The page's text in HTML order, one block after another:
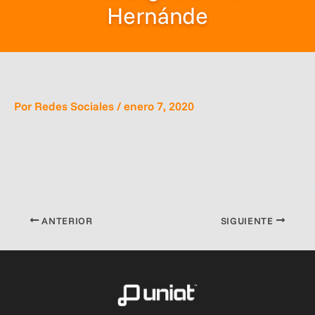
Hernánde
Por Redes Sociales / enero 7, 2020
ANTERIOR SIGUIENTE